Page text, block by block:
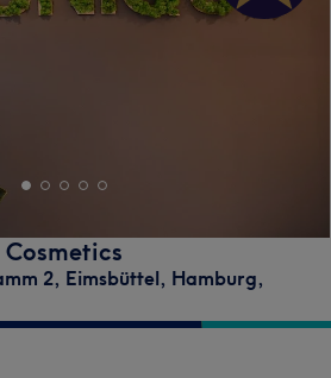
2, Eimsbüttel, Hamburg,